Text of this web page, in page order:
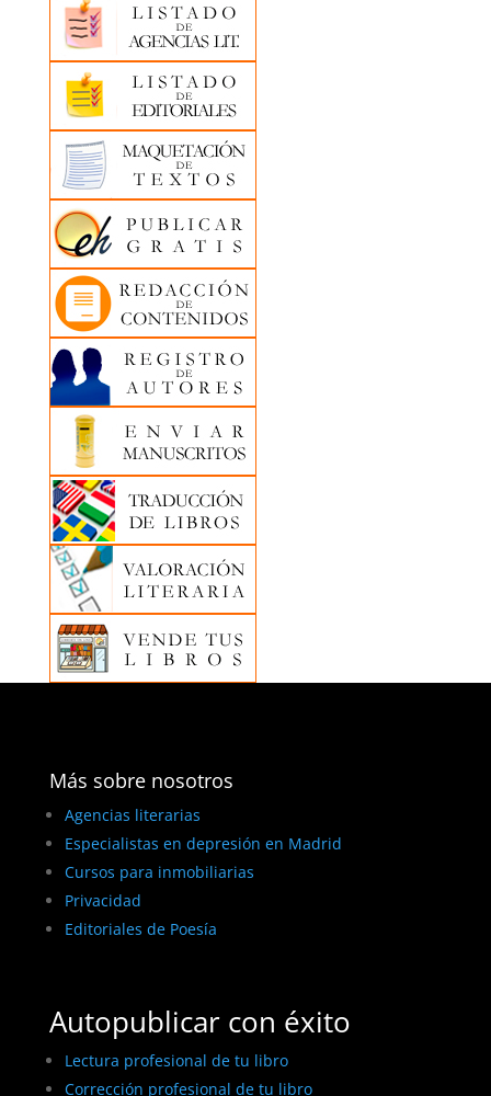
Más sobre nosotros
Agencias literarias
Especialistas en depresión en Madrid
Cursos para inmobiliarias
Privacidad
Editoriales de Poesía
Autopublicar con éxito
Lectura profesional de tu libro
Corrección profesional de tu libro